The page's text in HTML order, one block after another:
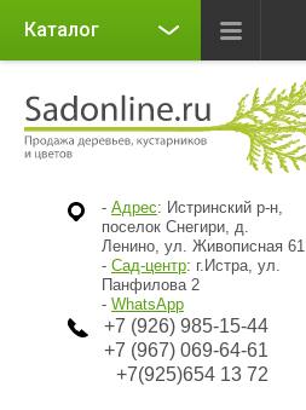
Каталог
- Адрес: Истринский р-н,
поселок Снегири, д.
Ленино, ул. Живописная 61
- Сад-центр: г.Истра, ул.
Панфилова 2
- WhatsApp
+7 (926) 985-15-44
+7 (967) 069-64-61
+7(925)654 13 72